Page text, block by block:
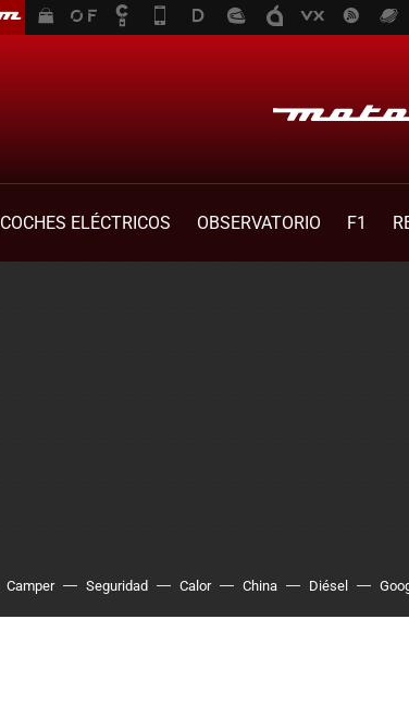
COCHES ELÉCTRICOS OBSERVATORIO F1
Camper Seguridad Calor China Diésel